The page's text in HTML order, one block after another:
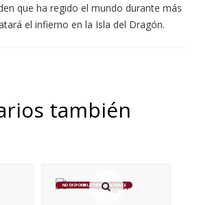
que ha regido el mundo durante más
el infierno en la Isla del Dragón.
también
NO DISPONIBLE TEMPORALMENTE